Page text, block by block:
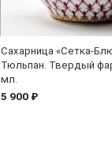
Сахарница «Сетка-
Тюльпан. Твердый
мл.
5 900 ₽